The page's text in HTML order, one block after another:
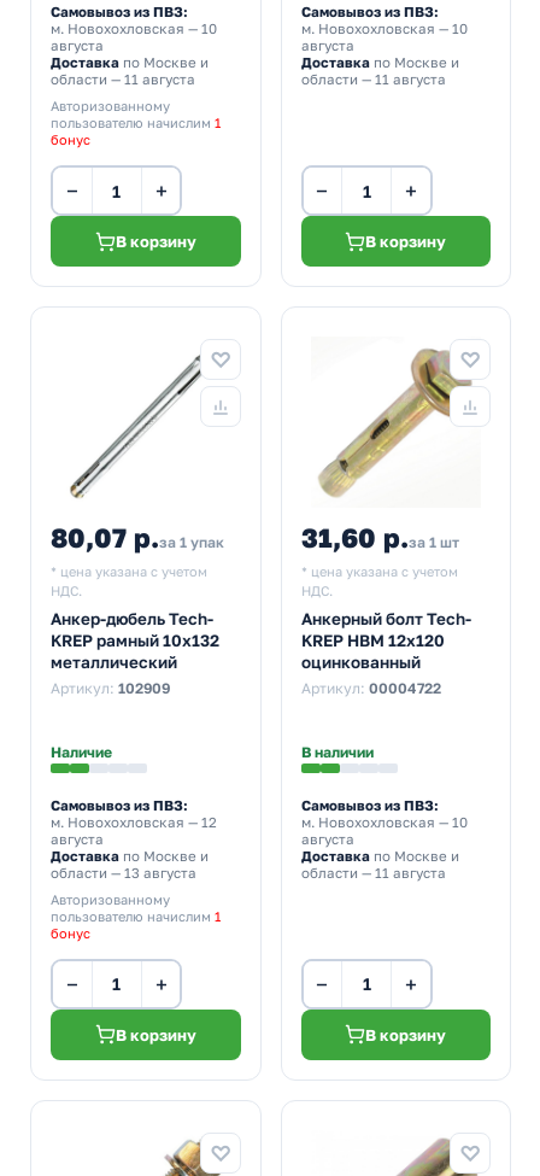
Самовывоз из ПВЗ:
м. Новохохловская — 10
августа
Доставка по Москве и
области — 11 августа
Авторизованному
пользователю начислим 1
бонус
− +
В корзину
Самовывоз из ПВЗ:
м. Новохохловская — 10
августа
Доставкапо Москве и
области — 11 августа
− +
В корзину
80,07 р.за 1 упак
* цена указана с учетом
НДС.
Анкер-дюбель Tech-
KREP рамный 10х132
металлический
Артикул: 102909
Наличие
Самовывоз из ПВЗ:
м. Новохохловская — 12
августа
Доставка по Москве и
области — 13 августа
Авторизованному
пользователю начислим 1
бонус
− +
В корзину
31,60 р.за 1 шт
* цена указана с учетом
НДС.
Анкерный болт Tech-
KREP HBM 12х120
оцинкованный
Артикул: 00004722
В наличии
Самовывоз из ПВЗ:
м. Новохохловская — 10
августа
Доставкапо Москве и
области — 11 августа
− +
В корзину